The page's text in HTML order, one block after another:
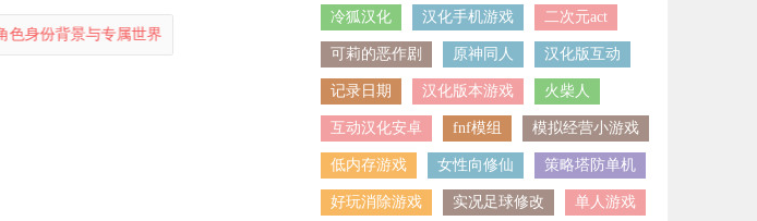
专属世界观，开启一场别具一格的剧情互动聊天体验，快来试试吧。
冷狐汉化 汉化手机游戏 二次元act
可莉的恶作剧 原神同人 汉化版互动
记录日期 汉化版本游戏 火柴人
互动汉化安卓 fnf模组 模拟经营小游戏
低内存游戏 女性向修仙 策略塔防单机
好玩消除游戏 实况足球修改 单人游戏